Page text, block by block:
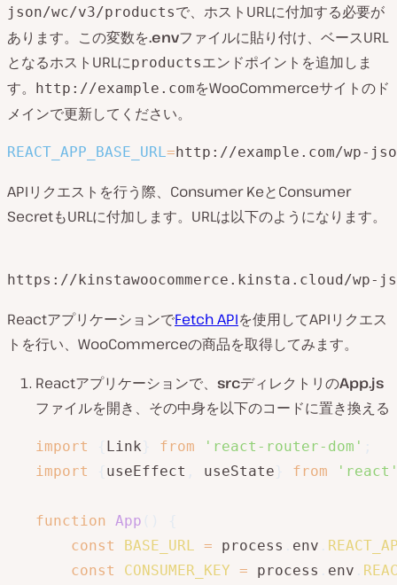
json/wc/v3/productsで、ホストURLに付加する必要が
あります。この変数を.envファイルに貼り付け、ベースURL
となるホストURLにproductsエンドポイントを追加しま
す。
http://example.comをWooCommerceサイトのド
メインで更新してください。
REACT_APP_BASE_URL =http://example.com/wp-
APIリクエストを行う際、Consumer KeとConsumer
SecretもURLに付加します。URLは以下のようになります。
https://kinstawoocommerce.kinsta.cloud/wp-
ReactアプリケーションでFetch APIを使用してAPIリクエス
トを行い、WooCommerceの商品を取得してみます。
Reactアプリケーションで、 srcディレクトリのApp.js
ファイルを開き、その中身を以下のコードに置き換える
import Link from 'react-router-dom'
import
useEffect useState from
function App
const
BASE_URL = process env
const
CONSUMER_KEY = process env